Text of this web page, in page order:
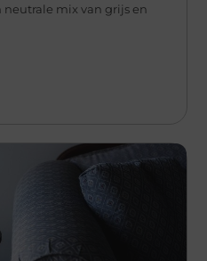
mix van grijs en